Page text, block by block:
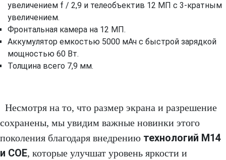
увеличением f / 2,9 и телеобъектив 12 МП с 3-кратным
увеличением.
Фронтальная камера на 12 МП.
Аккумулятор емкостью 5000 мАч с быстрой зарядкой
мощностью 60 Вт.
Толщина всего 7,9 мм.
Несмотря на то, что размер экрана и разрешение
сохранены, мы увидим важные новинки этого
поколения благодаря внедрению технологий M14
и COE, которые улучшат уровень яркости и